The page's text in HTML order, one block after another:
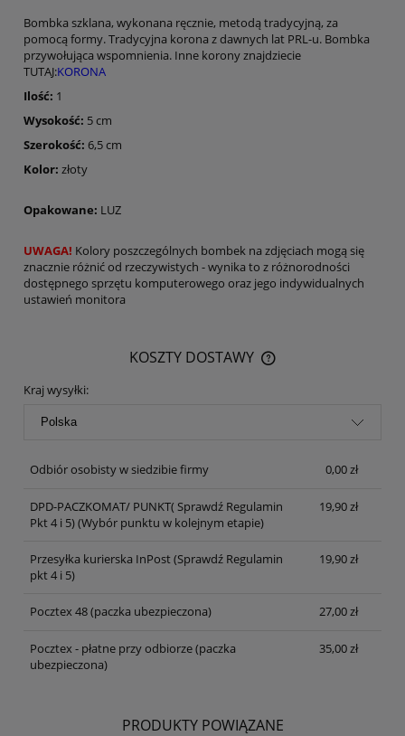
Bombka szklana, wykonana ręcznie, metodą tradycyjną, za
pomocą formy. Tradycyjna korona z dawnych lat PRL-u. Bombka
przywołująca wspomnienia. Inne korony znajdziecie
TUTAJ:KORONA
Ilość: 1
Wysokość: 5 cm
Szerokość: 6,5 cm
Kolor: złoty
Opakowane: LUZ
UWAGA! Kolory poszczególnych bombek na zdjęciach mogą się
znacznie różnić od rzeczywistych - wynika to z różnorodności
dostępnego sprzętu komputerowego oraz jego indywidualnych
ustawień monitora
KOSZTY DOSTAWY
CENA NIE ZAWIERA EWENTUALNYCH KOSZTÓW PŁATNOŚCI
Kraj wysyłki:
Odbiór osobisty w siedzibie firmy 0,00 zł
DPD-PACZKOMAT/ PUNKT( Sprawdź Regulamin
Pkt 4 i 5)(Wybór punktu w kolejnym etapie)
19,90 zł
Przesyłka kurierska InPost (Sprawdź Regulamin
pkt 4 i 5)
19,90 zł
Pocztex 48 (paczka ubezpieczona) 27,00 zł
Pocztex - płatne przy odbiorze (paczka
ubezpieczona)
35,00 zł
PRODUKTY POWIĄZANE